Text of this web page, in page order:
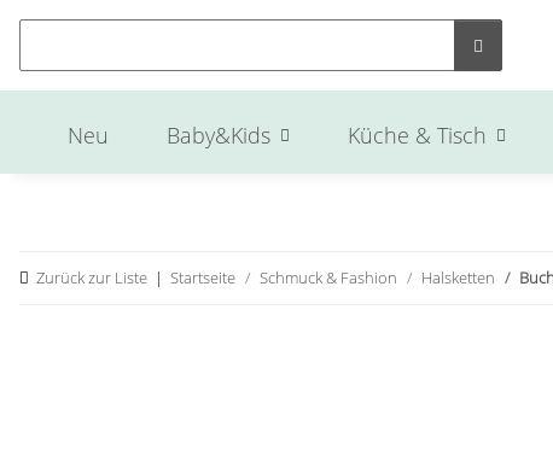
Neu Baby&Kids Küche & Tisch
Zurück zur Liste Startseite Schmuck & Fashion Halsketten